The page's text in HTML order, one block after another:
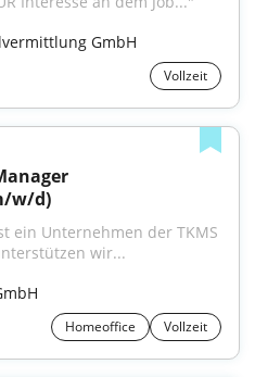
GmbH
Vollzeit
w/d)
ein Unternehmen der TKMS
wir...
Homeoffice Vollzeit